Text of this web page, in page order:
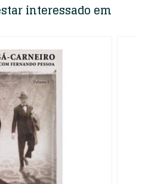
interessado em